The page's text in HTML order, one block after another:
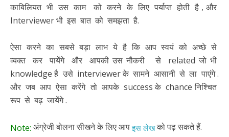
काबिलियत भी उस काम को करने के लिए पर्याप्त होती है , और
Interviewer भी इस बात को समझता है.
ऐसा करने का सबसे बड़ा लाभ ये है कि आप स्वयं को अच्छे से
व्यक्त कर पायेंगे और आपकी उस नौकरी से related जो भी
knowledge है उसे interviewer के सामने आसानी से ला पाएंगे .
और जब आप ऐसा करेंगे तो आपके success के chance निश्चित
रूप से बढ़ जायेंगे .
Note: अंग्रेजी बोलना सीखने के लिए आपइस लेखको पढ़ सकते हैं.